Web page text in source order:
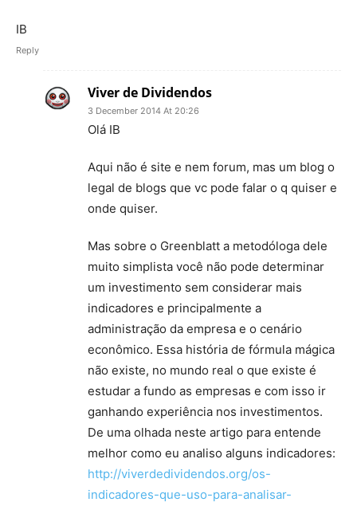
IB
Reply
Viver de Dividendos
3 December 2014 At 20:26
Olá IB
Aqui não é site e nem forum, mas um blog o
legal de blogs que vc pode falar o q quiser e
onde quiser.
Mas sobre o Greenblatt a metodóloga dele
muito simplista você não pode determinar
um investimento sem considerar mais
indicadores e principalmente a
administração da empresa e o cenário
econômico. Essa história de fórmula mágica
não existe, no mundo real o que existe é
estudar a fundo as empresas e com isso ir
ganhando experiência nos investimentos.
De uma olhada neste artigo para entende
melhor como eu analiso alguns indicadores:
http://viverdedividendos.org/os-
indicadores-que-uso-para-analisar-